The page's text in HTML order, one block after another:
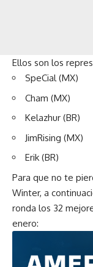
Ellos son los
SpeCial (MX)
Cham (MX)
Kelazhur (BR)
JimRising (MX)
Erik (BR)
Para que no te
Winter, a
ronda los 32
enero: